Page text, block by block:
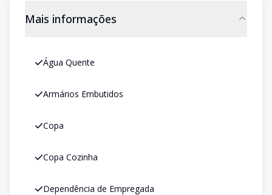
Mais informações
Água Quente
Armários Embutidos
Copa
Copa Cozinha
Dependência de Empregada